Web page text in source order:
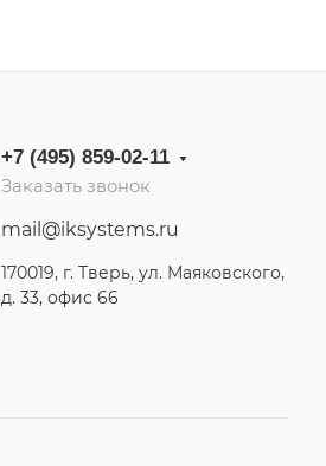
+7 (495) 859-02-11
Заказать звонок
mail@iksystems.ru
170019, г. Тверь, ул. Маяковского,
д. 33, офис 66